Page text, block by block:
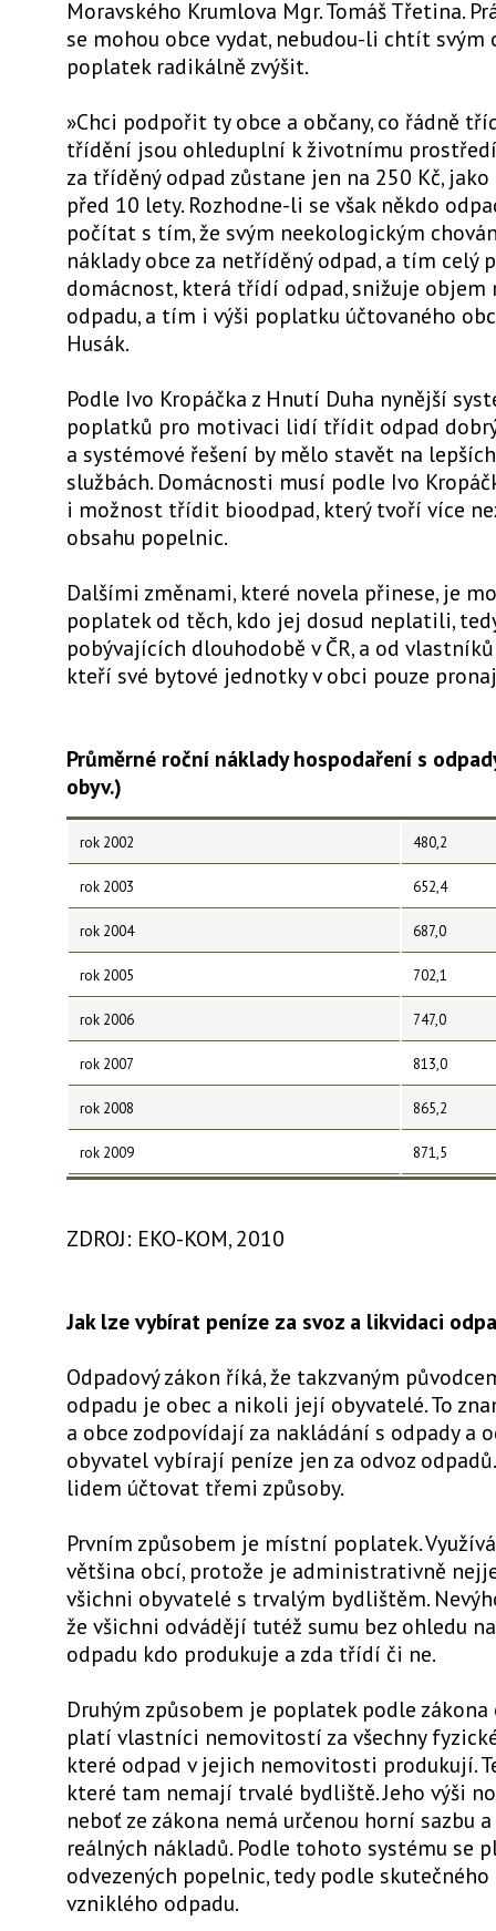
Moravského Krumlova Mgr. Tomáš Třetina.
se mohou obce vydat, nebudou-li chtít svým
poplatek radikálně zvýšit.
»Chci podpořit ty obce a občany, co řádně
třídění jsou ohleduplní k životnímu
za tříděný odpad zůstane jen na 250 Kč, jako
před 10 lety. Rozhodne-li se však někdo
počítat s tím, že svým neekologickým
náklady obce za netříděný odpad, a tím celý
domácnost, která třídí odpad, snižuje objem
odpadu, a tím i výši poplatku účtovaného
Husák.
Podle Ivo Kropáčka z Hnutí Duha nynější
poplatků pro motivaci lidí třídit odpad
a systémové řešení by mělo stavět na
službách. Domácnosti musí podle Ivo
i možnost třídit bioodpad, který tvoří více
obsahu popelnic.
Dalšími změnami, které novela přinese, je
poplatek od těch, kdo jej dosud neplatili,
pobývajících dlouhodobě v ČR, a od
kteří své bytové jednotky v obci pouze
Průměrné roční náklady hospodaření s
obyv.)
rok 2002 480,2
rok 2003 652,4
rok 2004 687,0
rok 2005 702,1
rok 2006 747,0
rok 2007 813,0
rok 2008 865,2
rok 2009 871,5
ZDROJ: EKO-KOM, 2010
Jak lze vybírat peníze za svoz a likvidaci
Odpadový zákon říká, že takzvaným
odpadu je obec a nikoli její obyvatelé. To
a obce zodpovídají za nakládání s odpady a
obyvatel vybírají peníze jen za odvoz
lidem účtovat třemi způsoby.
Prvním způsobem je místní poplatek.
většina obcí, protože je administrativně
všichni obyvatelé s trvalým bydlištěm.
že všichni odvádějí tutéž sumu bez ohledu
odpadu kdo produkuje a zda třídí či ne.
Druhým způsobem je poplatek podle zákona
platí vlastníci nemovitostí za všechny
které odpad v jejich nemovitosti produkují.
které tam nemají trvalé bydliště. Jeho výši
neboť ze zákona nemá určenou horní sazbu
reálných nákladů. Podle tohoto systému se
odvezených popelnic, tedy podle
vzniklého odpadu.